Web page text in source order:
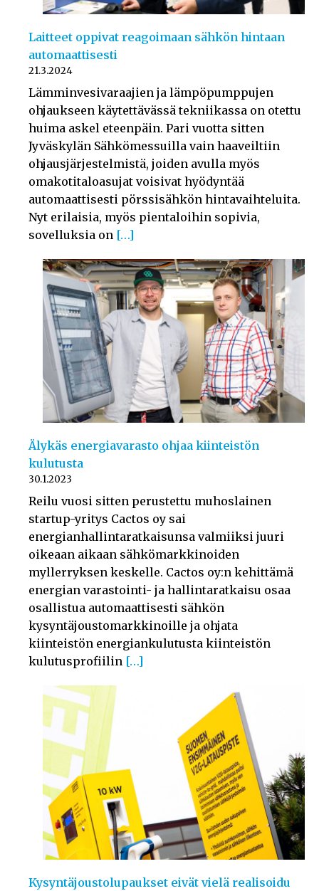
Laitteet oppivat reagoimaan sähkön hintaan
automaattisesti
21.3.2024
Lämminvesivaraajien ja lämpöpumppujen
ohjaukseen käytettävässä tekniikassa on otettu
huima askel eteenpäin. Pari vuotta sitten
Jyväskylän Sähkömessuilla vain haaveiltiin
ohjausjärjestelmistä, joiden avulla myös
omakotitaloasujat voisivat hyödyntää
automaattisesti pörssisähkön hintavaihteluita.
Nyt erilaisia, myös pientaloihin sopivia,
sovelluksia on […]
Älykäs energiavarasto ohjaa kiinteistön
kulutusta
30.1.2023
Reilu vuosi sitten perustettu muhoslainen
startup-yritys Cactos oy sai
energianhallintaratkaisunsa valmiiksi juuri
oikeaan aikaan sähkömarkkinoiden
myllerryksen keskelle. Cactos oy:n kehittämä
energian varastointi- ja hallintaratkaisu osaa
osallistua automaattisesti sähkön
kysyntäjoustomarkkinoille ja ohjata
kiinteistön energiankulutusta kiinteistön
kulutusprofiilin […]
Kysyntäjoustolupaukset eivät vielä realisoidu